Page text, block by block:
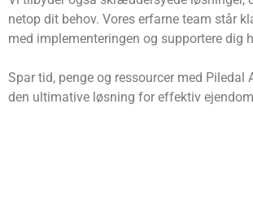
netop dit behov. Vores erfarne team står
med implementeringen og supportere dig
Spar tid, penge og ressourcer med Piledal
den ultimative løsning for effektiv